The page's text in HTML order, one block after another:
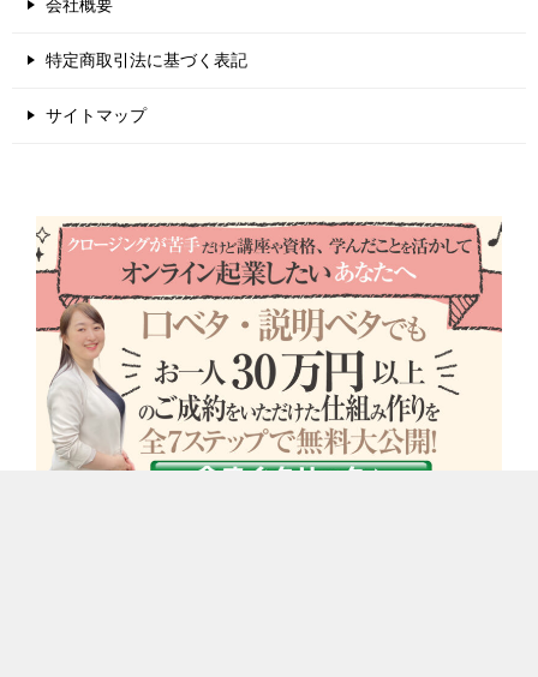
会社概要
特定商取引法に基づく表記
サイトマップ